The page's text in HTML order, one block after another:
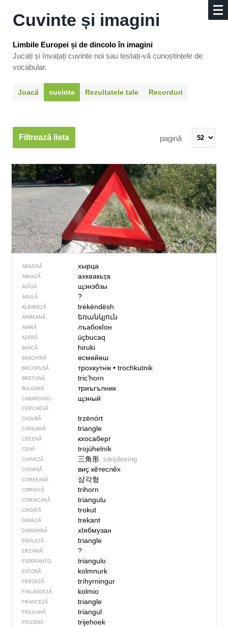
Cuvinte și imagini
Limbile Europei și de dincolo în imagini
Jucați și învațați cuvinte noi sau testați-vă cunoștințele de
vocabular.
Joacă cuvinte Rezultatele tale Recorduri
Filtrează lista pagină
613 – un triunghi
ABAZINĂ хырца
ABHAZĂ ахкәакьҭа
ADÎGĂ щэнэбзы
AGULĂ ?
ALBANEZĂ trekëndësh
ARMEANĂ եռանկյուն
AVARĂ лъабокIон
AZERĂ üçbucaq
BASCĂ hiruki
BAȘCHIRĂ өсмөйөш
BIELORUSĂ трохкутнік• trochkutnik
BRETONĂ tric’horn
BULGARĂ триъгълник
CABARDINO-
CERCHESĂ
щэный
CAȘUBĂ trzënórt
CATALANĂ triangle
CECENĂ кхосаберг
CEHĂ trojúhelník
CHINEZĂ 三角形 sānjiǎoxíng
CIUVAȘĂ виҫ кӗтеслӗх
COREEANĂ 삼각형
CORNICĂ trihorn
CORSICANĂ triangulu
CROATĂ trokut
DANEZĂ trekant
DARGHINĂ хIябмузан
ENGLEZĂ triangle
ERZIANĂ ?
ESPERANTO triangulo
ESTONĂ kolmnurk
FEROEZĂ tríhyrningur
FINLANDEZĂ kolmio
FRANCEZĂ triangle
FRIULANĂ triangul
FRIZONĂ trijehoek